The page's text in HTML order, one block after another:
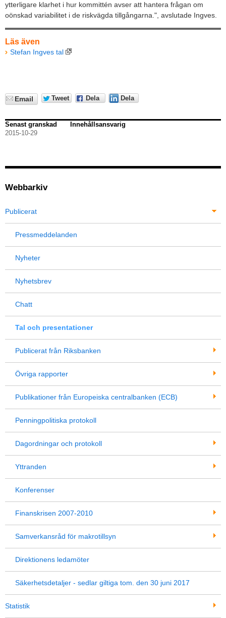
ytterligare klarhet i hur kommittén avser att hantera frågan om
oönskad variabilitet i de riskvägda tillgångarna.", avslutade Ingves.
Läs även
Stefan Ingves tal
Email Tweet Dela Dela
Senast granskad
2015-10-29
Innehållsansvarig
Webbarkiv
Publicerat
Pressmeddelanden
Nyheter
Nyhetsbrev
Chatt
Tal och presentationer
Publicerat från Riksbanken
Övriga rapporter
Publikationer från Europeiska centralbanken (ECB)
Penningpolitiska protokoll
Dagordningar och protokoll
Yttranden
Konferenser
Finanskrisen 2007-2010
Samverkansråd för makrotillsyn
Direktionens ledamöter
Säkerhetsdetaljer - sedlar giltiga tom. den 30 juni 2017
Statistik